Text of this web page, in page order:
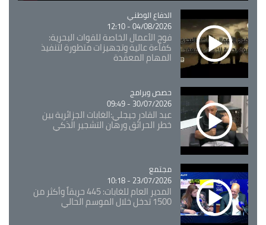
Catégorie
الدفاع الوطني
04/08/2026 - 12:10
فوج الأعمال الخاصة للقوات البحرية:
كفاءة عالية وتجهيزات متطورة لتنفيذ
المهام المعقدة
Catégorie
حصص وبرامج
30/07/2026 - 09:49
عبد القادر جيجلي:الغابات الجزائرية بين
خطر الحرائق ورهان التشجير الذكي
Catégorie
مجتمع
23/07/2026 - 10:18
المدير العام للغابات: 445 حريقاً وأكثر من
1500 تدخل خلال الموسم الحالي